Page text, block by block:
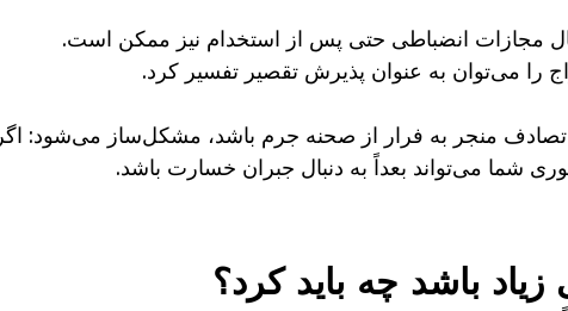
مجازات انضباطی حتی پس از استخدام نیز ممکن است.
را می‌توان به عنوان پذیرش تقصیر تفسیر کرد.
تصادف منجر به فرار از صحنه جرم باشد، مشکل‌ساز می‌شود: اگر
شما می‌تواند بعداً به دنبال جبران خسارت باشد.